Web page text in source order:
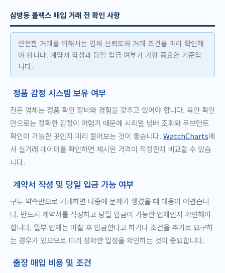
삼방동 롤렉스 매입 거래 전 확인 사항
안전한 거래를 위해서는 업체 신뢰도와 거래 조건을 미리 확인해
야 합니다. 계약서 작성과 당일 입금 여부가 가장 중요한 기준입
니다.
정품 감정 시스템 보유 여부
전문 업체는 정품 확인 장비와 경험을 갖추고 있어야 합니다. 육안 확인
만으로는 정확한 감정이 어렵기 때문에 시리얼 넘버 조회와 무브먼트
확인이 가능한 곳인지 미리 물어보는 것이 좋습니다. WatchCharts에
서 실거래 데이터를 확인하면 제시된 가격이 적정한지 비교할 수 있습
니다.
계약서 작성 및 당일 입금 가능 여부
구두 약속만으로 거래하면 나중에 문제가 생겼을 때 대응이 어렵습니
다. 반드시 계약서를 작성하고 당일 입금이 가능한 업체인지 확인해야
합니다. 일부 업체는 며칠 후 입금한다고 하거나 조건을 추가로 요구하
는 경우가 있으므로 미리 정확한 일정을 확인하는 것이 중요합니다.
출장 매입 비용 및 조건